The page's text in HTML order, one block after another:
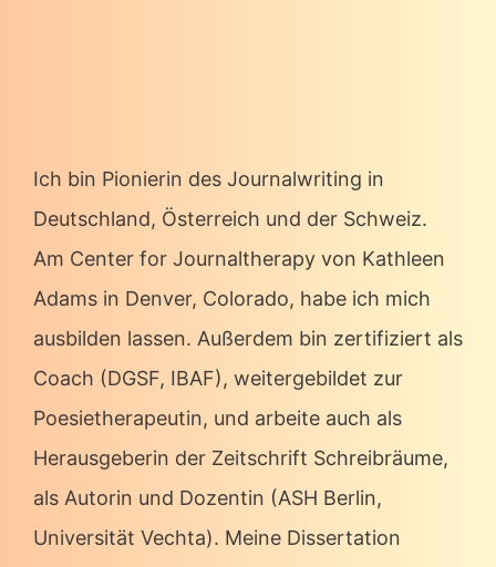
Ich bin Pionierin des Journalwriting in
Deutschland, Österreich und der Schweiz.
Am Center for Journaltherapy von Kathleen
Adams in Denver, Colorado, habe ich mich
ausbilden lassen. Außerdem bin zertifiziert als
Coach (DGSF, IBAF), weitergebildet zur
Poesietherapeutin, und arbeite auch als
Herausgeberin der Zeitschrift Schreibräume,
als Autorin und Dozentin (ASH Berlin,
Universität Vechta). Meine Dissertation